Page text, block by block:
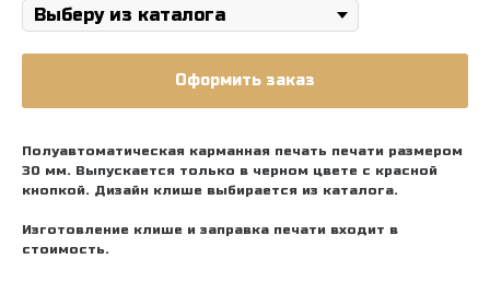
Оформить заказ
Полуавтоматическая карманная печать печати размером
30 мм. Выпускается только в черном цвете с красной
кнопкой. Дизайн клише выбирается из каталога.
Изготовление клише и заправка печати входит в
стоимость.